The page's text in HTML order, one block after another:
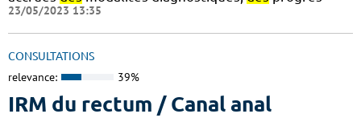
23/05/2023 13:35
CONSULTATIONS
relevance: 39%
IRM du rectum / Canal anal